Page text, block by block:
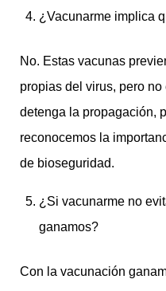
¿Vacunarme implica
No. Estas vacunas
propias del virus, pero
detenga la propagación,
reconocemos la
de bioseguridad.
¿Si vacunarme no
ganamos?
Con la vacunación